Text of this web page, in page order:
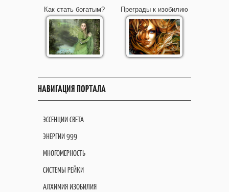
Как стать богатым? Преграды к изобилию
НАВИГАЦИЯ ПОРТАЛА
ЭССЕНЦИИ СВЕТА
ЭНЕРГИИ 999
МНОГОМЕРНОСТЬ
СИСТЕМЫ РЕЙКИ
АЛХИМИЯ ИЗОБИЛИЯ